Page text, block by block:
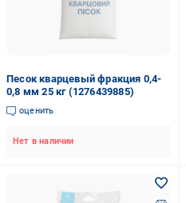
Песок кварцевый фракция 0,4-
0,8 мм 25 кг (1276439885)
оценить
Нет в наличии